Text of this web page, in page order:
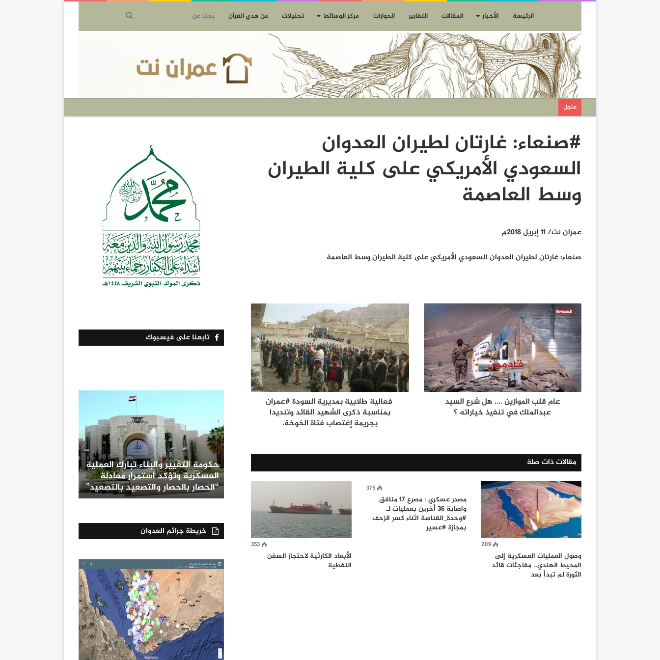
الرئيسة الأخبار المقالات التقارير الحوارات مركز الوسائط تحليلات من هدي القرآن
عاجل
#صنعاء: غارتان لطيران العدوان
السعودي الأمريكي على كلية الطيران
وسط العاصمة
عمران نت/ 11 إبريل 2018م
صنعاء: غارتان لطيران العدوان السعودي الأمريكي على كلية الطيران وسط العاصمة
عام قلب الموازين …. هل شرع السيد
عبدالملك في تنفيذ خياراته ؟
فعالية طلابية بمديرية السودة #عمران
بمناسبة ذكرى الشهيد القائد وتنديدا
بجريمة إغتصاب فتاة الخوخة.
مقالات ذات صلة
209
وصول العمليات العسكرية إلى
المحيط الهندي.. مفاجئات قائد
الثورة لم تبدأ بعد
375
مصدر عسكري : مصرع 17 منافق
واصابة 36 أخرين بعمليات لـ
#وحدة_القناصة اثناء كسر الزحف
بمجازة #عسير
353
الأبعاد الكارثية لاحتجاز السفن
النفطية
تابعنا على فيسبوك
حكومة التغيير والبناء تبارك العملية
العسكرية وتؤكد استمرار معادلة
“الحصار بالحصار والتصعيد بالتصعيد”
خريطة جرائم العدوان